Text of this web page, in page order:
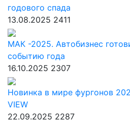
годового спада
13.08.2025 2411
МАК -2025. Автобизнес
событию года
16.10.2025 2307
Новинка в мире фургонов
VIEW
22.09.2025 2287